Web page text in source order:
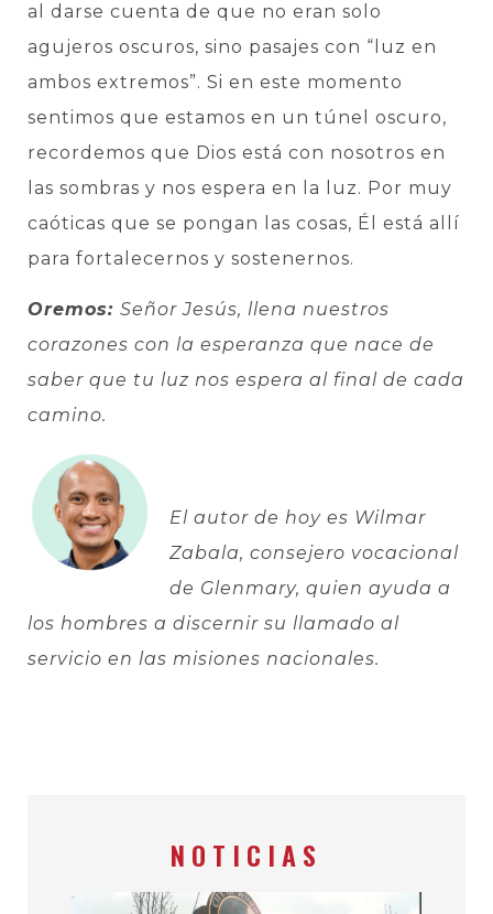
al darse cuenta de que no eran solo
agujeros oscuros, sino pasajes con “luz en
ambos extremos”. Si en este momento
sentimos que estamos en un túnel oscuro,
recordemos que Dios está con nosotros en
las sombras y nos espera en la luz. Por muy
caóticas que se pongan las cosas, Él está allí
para fortalecernos y sostenernos.
Oremos: Señor Jesús, llena nuestros
corazones con la esperanza que nace de
saber que tu luz nos espera al final de cada
camino.
El autor de hoy es Wilmar
Zabala, consejero vocacional
de Glenmary, quien ayuda a
los hombres a discernir su llamado al
servicio en las misiones nacionales.
NOTICIAS